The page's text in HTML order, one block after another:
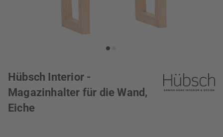
Hübsch Interior -
Magazinhalter für die Wand,
Eiche